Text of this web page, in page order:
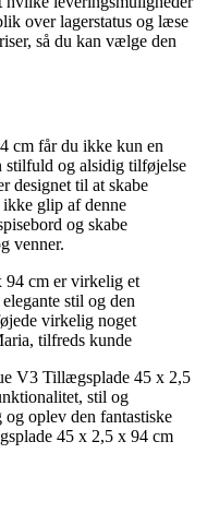
over lagerstatus og læse
så du kan vælge den
cm får du ikke kun en
stilfuld og alsidig tilføjelse
designet til at skabe
glip af denne
og skabe
venner.
cm er virkelig et
stil og den
virkelig noget
tilfreds kunde
V3 Tillægsplade 45 x 2,5
stil og
oplev den fantastiske
45 x 2,5 x 94 cm